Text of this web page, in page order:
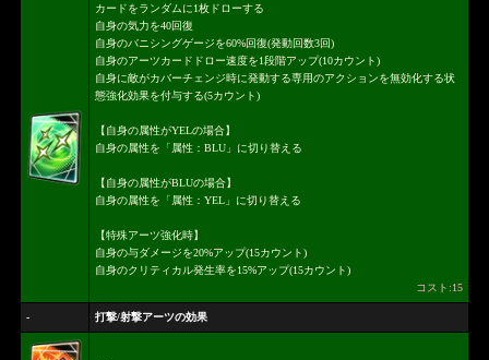
カードをランダムに1枚ドローする
自身の気力を40回復
自身のバニシングゲージを60%回復(発動回数3回)
自身のアーツカードドロー速度を1段階アップ(10カウント)
自身に敵がカバーチェンジ時に発動する専用のアクションを無効化する状
態強化効果を付与する(5カウント)
【自身の属性がYELの場合】
自身の属性を「属性：BLU」に切り替える
【自身の属性がBLUの場合】
自身の属性を「属性：YEL」に切り替える
【特殊アーツ強化時】
自身の与ダメージを20%アップ(15カウント)
自身のクリティカル発生率を15%アップ(15カウント)
コスト:15
- 打撃/射撃アーツの効果